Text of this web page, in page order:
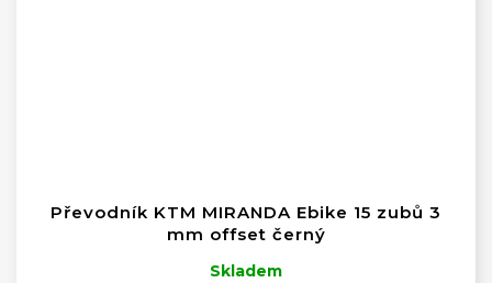
Převodník KTM MIRANDA Ebike 15 zubů 3
mm offset černý
Skladem